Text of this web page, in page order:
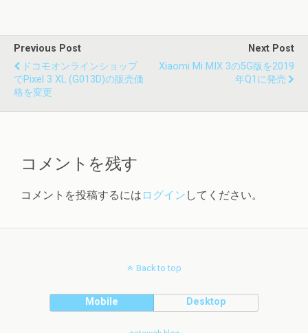
Previous Post
ドコモオンラインショップ
でPixel 3 XL (G013D)の販売価
格を変更
Next Post
Xiaomi Mi MIX 3の5G版を2019
年Q1に発売
コメントを残す
コメントを投稿するには ログイン してください。
Back to top
Mobile Desktop